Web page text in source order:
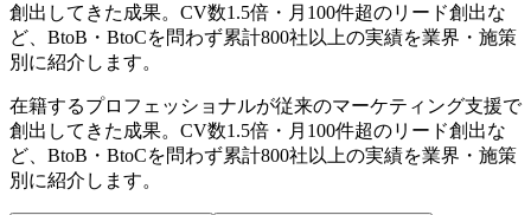
創出してきた成果。CV数1.5倍・月100件超のリード創出な
ど、BtoB・BtoCを問わず累計800社以上の実績を業界・施策
別に紹介します。
在籍するプロフェッショナルが従来のマーケティング支援で
創出してきた成果。CV数1.5倍・月100件超のリード創出な
ど、BtoB・BtoCを問わず累計800社以上の実績を業界・施策
別に紹介します。